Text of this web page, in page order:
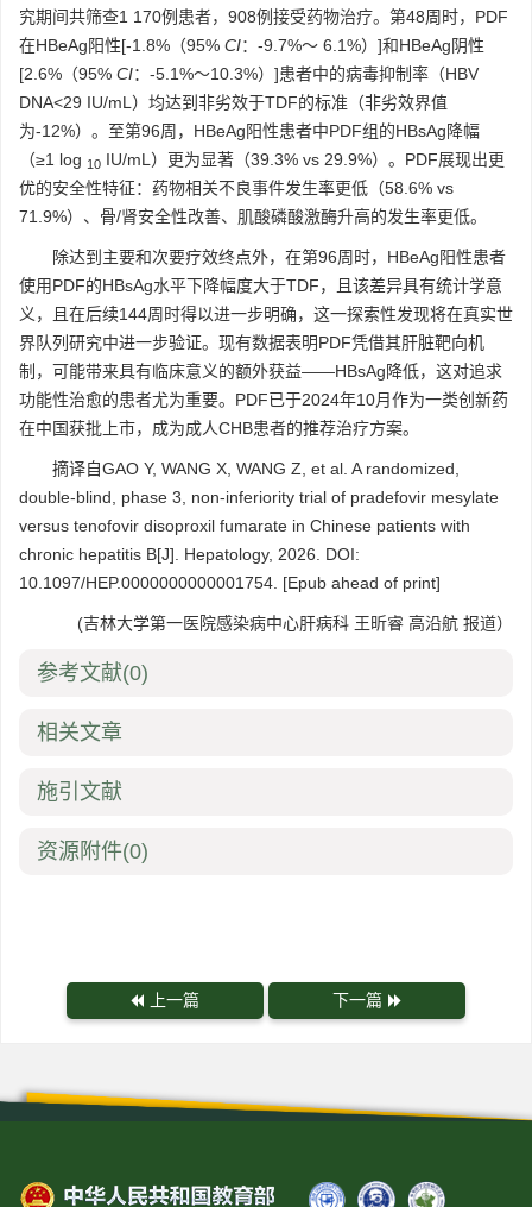
究期间共筛查1 170例患者，908例接受药物治疗。第48周时，PDF
在HBeAg阳性[-1.8%（95% CI：-9.7%～ 6.1%）]和HBeAg阴性
[2.6%（95% CI：-5.1%～10.3%）]患者中的病毒抑制率（HBV
DNA<29 IU/mL）均达到非劣效于TDF的标准（非劣效界值
为-12%）。至第96周，HBeAg阳性患者中PDF组的HBsAg降幅
（≥1 log 10 IU/mL）更为显著（39.3% vs 29.9%）。PDF展现出更
优的安全性特征：药物相关不良事件发生率更低（58.6% vs
71.9%）、骨/肾安全性改善、肌酸磷酸激酶升高的发生率更低。
除达到主要和次要疗效终点外，在第96周时，HBeAg阳性患者
使用PDF的HBsAg水平下降幅度大于TDF，且该差异具有统计学意
义，且在后续144周时得以进一步明确，这一探索性发现将在真实世
界队列研究中进一步验证。现有数据表明PDF凭借其肝脏靶向机
制，可能带来具有临床意义的额外获益——HBsAg降低，这对追求
功能性治愈的患者尤为重要。PDF已于2024年10月作为一类创新药
在中国获批上市，成为成人CHB患者的推荐治疗方案。
摘译自GAO Y, WANG X, WANG Z, et al. A randomized,
double-blind, phase 3, non-inferiority trial of pradefovir mesylate
versus tenofovir disoproxil fumarate in Chinese patients with
chronic hepatitis B[J]. Hepatology, 2026. DOI:
10.1097/HEP.0000000000001754. [Epub ahead of print]
(吉林大学第一医院感染病中心肝病科 王昕睿 高沿航 报道）
参考文献(0)
相关文章
施引文献
资源附件(0)
上一篇 下一篇